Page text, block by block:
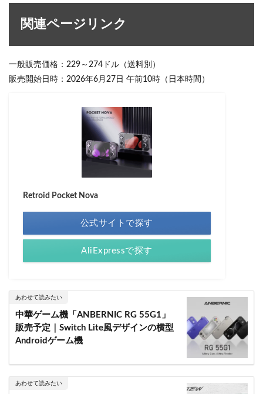
関連ページリンク
一般販売価格：229～274ドル（送料別）
販売開始日時：2026年6月27日 午前10時（日本時間）
Retroid Pocket Nova
公式サイトで探す
AliExpressで探す
あわせて読みたい
中華ゲーム機「ANBERNIC RG 55G1」
販売予定｜Switch Lite風デザインの横型
Androidゲーム機
あわせて読みたい